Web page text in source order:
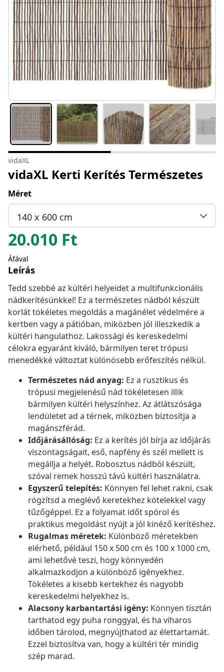
vidaXL
vidaXL Kerti Kerítés Természetes
Méret
140 x 600 cm
20.010 Ft
Áfával
Leírás
Tedd szebbé az kültéri helyeidet a multifunkcionális
nádkerítésünkkel! Ez a természetes nádból készült
korlát tökéletes megoldás a magánélet védelmére a
kertben vagy a pátióban, miközben jól illeszkedik a
kültéri hangulathoz. Lakossági és kereskedelmi
célokra egyaránt kiváló, bármilyen teret trópusi
menedékké változtat különösebb erőfeszítés nélkül.
Természetes nád anyag: Ez a rusztikus és
trópusi megjelenésű nád tökéletesen illik
bármilyen kültéri helyszínhez. Az átlátszósága
lendületet ad a térnek, miközben biztosítja a
magánszférád.
Időjárásállóság: Ez a kerítés jól bírja az időjárás
viszontagságait, eső, napfény és szél mellett is
megállja a helyét. Robosztus nádból készült,
szóval remek hosszú távú kültéri használatra.
Egyszerű telepítés: Könnyen fel lehet rakni, csak
rögzítsd a meglévő keretekhez kötelekkel vagy
tűzőgéppel. Ez a folyamat időt spórol és
praktikus megoldást nyújt a jól kinéző kerítéshez.
Rugalmas méretek: Különböző méretekben
elérhető, például 150 x 500 cm és 100 x 1000 cm,
ami lehetővé teszi, hogy könnyedén
alkalmazkodjon a különböző igényekhez.
Tökéletes a kisebb kertekhez és nagyobb
kereskedelmi helyekhez is.
Alacsony karbantartási igény: Könnyen tisztán
tarthatod egy puha ronggyal, és ha viharos
időben tárolod, megnyújthatod az élettartamát.
Ezzel biztosítva van, hogy a kültéri tér mindig
szép marad.